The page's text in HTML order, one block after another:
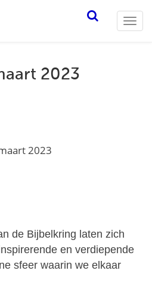
2023
2023
de Bijbelkring laten zich
en verdiepende
sfeer waarin we elkaar